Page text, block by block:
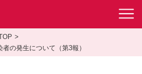
の発生について（第3報）